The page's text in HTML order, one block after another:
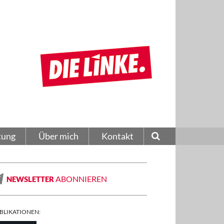
Über mich Kontakt
NEWSLETTER ABONNIEREN